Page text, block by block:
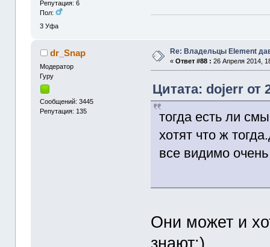
Репутация: 6
Пол:
3 Уфа
dr_Snap
Модератор
Гуру
Сообщений: 3445
Репутация: 135
Re: Владельцы Element
«Ответ #88 : 26 Апреля 2014,
Цитата: dojerr от
тогда есть ли
хотят что ж
все видимо
Они может и
знают:)